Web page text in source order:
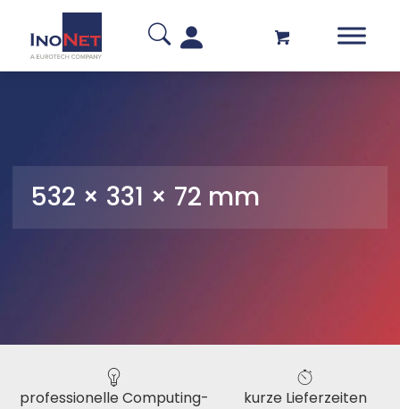
532 × 331 × 72 mm
professionelle Computing-
kurze Lieferzeiten